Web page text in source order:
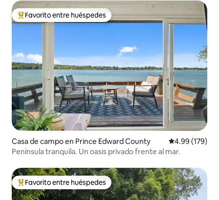
De los mejores en Favorito entre huéspedes
Favorito entre huéspedes
Casa de campo en Prince Edward County Calificación
4.99 (179)
Península tranquila. Un oasis privado frente al mar.
De los mejores en Favorito entre huéspedes
Favorito entre huéspedes